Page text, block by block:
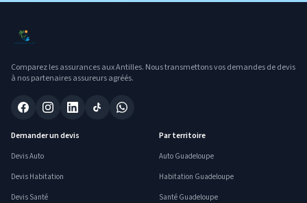
Comparez les assurances aux Antilles. Nous transmettons vos demandes de devis
à nos partenaires assureurs agréés.
Demander un devis
Devis Auto
Devis Habitation
Devis Santé
Par territoire
Auto Guadeloupe
Habitation Guadeloupe
Santé Guadeloupe